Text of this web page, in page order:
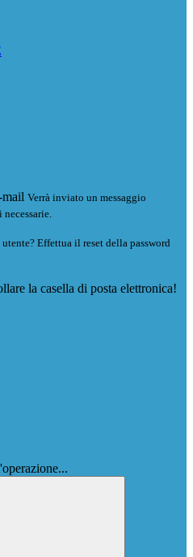
Verrà inviato un messaggio
Effettua il reset della password
la casella di posta elettronica!